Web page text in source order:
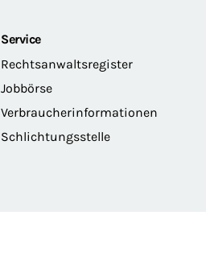
Service
Rechtsanwaltsregister
Jobbörse
Verbraucherinformationen
Schlichtungsstelle